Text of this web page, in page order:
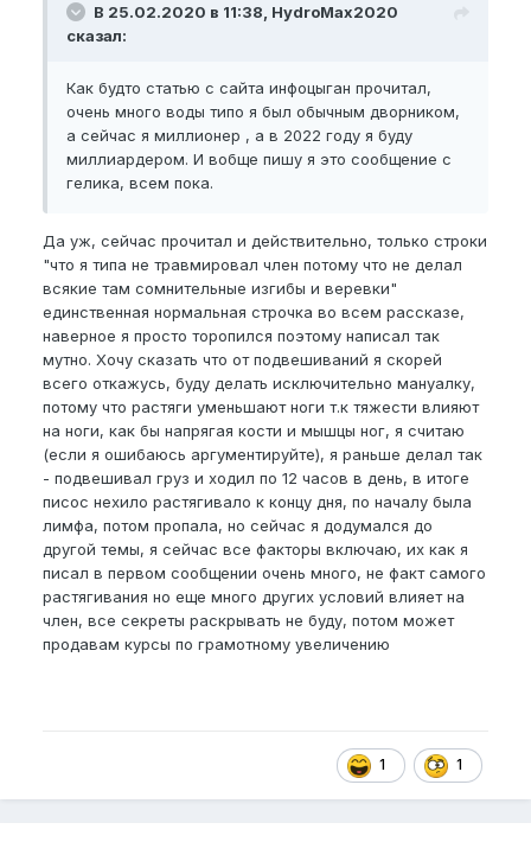
сделали вывод, что большая часть его пениса –
это растянутая крайняя плоть. А сам орган у
см.
ИМЕННО ПОЭТОМУ КНИГА РЕКОРДОВ ГИННЕСА
ОТКАЗЫВАЕТСЯ РЕГИСТРИРОВАТЬ “РЕКОРД”
МЕКСИКАНЦА."
В 25.02.2020 в 11:38, HydroMax2020
сказал:
Как будто статью с сайта инфоцыган прочитал,
очень много воды типо я был обычным дворником,
а сейчас я миллионер , а в 2022 году я буду
миллиардером. И вобще пишу я это сообщение с
гелика, всем пока.
Да уж, сейчас прочитал и действительно, только строки
"что я типа не травмировал член потому что не делал
всякие там сомнительные изгибы и веревки"
единственная нормальная строчка во всем рассказе,
наверное я просто торопился поэтому написал так
мутно. Хочу сказать что от подвешиваний я скорей
всего откажусь, буду делать исключительно мануалку,
потому что растяги уменьшают ноги т.к тяжести влияют
на ноги, как бы напрягая кости и мышцы ног, я считаю
(если я ошибаюсь аргументируйте), я раньше делал так
- подвешивал груз и ходил по 12 часов в день, в итоге
писос нехило растягивало к концу дня, по началу была
лимфа, потом пропала, но сейчас я додумался до
другой темы, я сейчас все факторы включаю, их как я
писал в первом сообщении очень много, не факт самого
растягивания но еще много других условий влияет на
член, все секреты раскрывать не буду, потом может
продавам курсы по грамотному увеличению
1 1